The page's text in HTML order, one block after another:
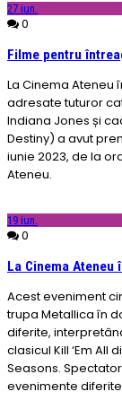
27 iun.
0
Filme pentru
La Cinema
adresate tuturor
Indiana Jones și
Destiny) a avut
iunie 2023, de la
Ateneu.
19 iun.
0
La Cinema Ateneu
Acest eveniment
trupa Metallica în
diferite,
clasicul Kill ‘Em All
Seasons.
evenimente